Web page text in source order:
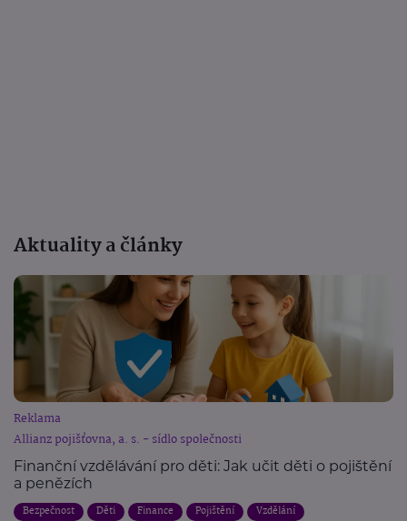
Aktuality a články
Reklama
Allianz pojišťovna, a. s. - sídlo společnosti
Finanční vzdělávání pro děti: Jak učit děti o pojištění
a penězích
Bezpečnost Děti Finance Pojištění Vzdělání